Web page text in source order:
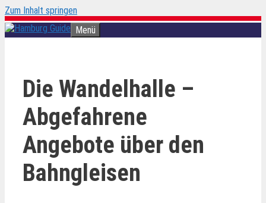
Zum Inhalt springen
Menü
Die Wandelhalle –
Abgefahrene
Angebote über den
Bahngleisen